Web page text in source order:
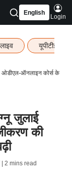
English
Login
यूपीटीईटी
ओडीएल-ऑनलाइन कोर्स के
जुलाई
की
| 2 mins read